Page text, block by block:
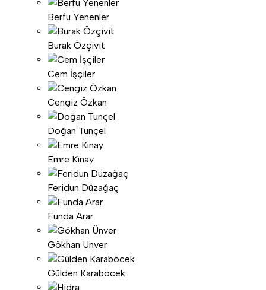
Berfu Yenenler
Burak Özçivit
Cem İşçiler
Cengiz Özkan
Doğan Tunçel
Emre Kınay
Feridun Düzağaç
Funda Arar
Gökhan Ünver
Gülden Karaböcek